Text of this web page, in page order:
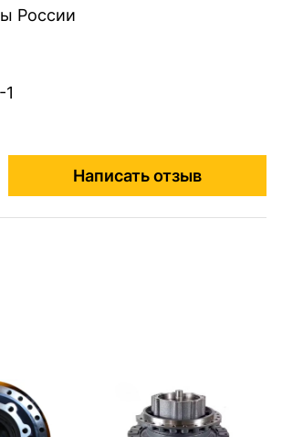
России
Написать отзыв